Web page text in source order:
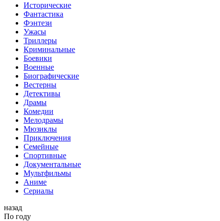
Исторические
Фантастика
Фэнтези
Ужасы
Триллеры
Криминальные
Боевики
Военные
Биографические
Вестерны
Детективы
Драмы
Комедии
Мелодрамы
Мюзиклы
Приключения
Семейные
Спортивные
Документальные
Мультфильмы
Аниме
Сериалы
назад
По году